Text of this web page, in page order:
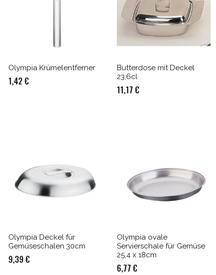
Olympia Krümelentferner
1,42 €
Butterdose mit Deckel
23,6cl
11,17 €
Olympia Deckel für
Gemüseschalen 30cm
9,39 €
Olympia ovale
Servierschale für Gemüse
25,4 x 18cm
6,77 €